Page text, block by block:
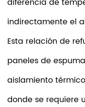
indirectamente el
Esta relación de
paneles de
aislamiento
donde se requiere